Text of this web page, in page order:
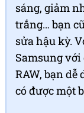
sáng, giảm
trắng… bạn
sửa hậu kỳ.
Samsung
RAW, bạn
có được một